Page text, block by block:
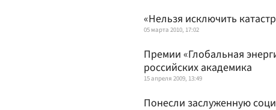
«Нельзя исключить
05 марта 2010, 17:02
Премии «Глобальная
российских академика
15 апреля 2009, 13:49
Понесли заслуженную